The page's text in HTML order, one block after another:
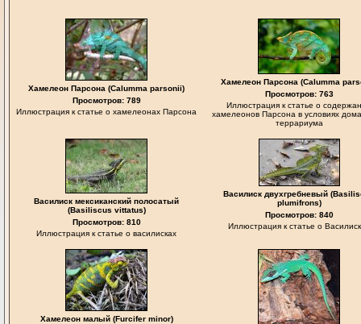
Хамелеон Парсона (Calumma parsonii)
Просмотров: 789
Иллюстрация к статье о хамелеонах Парсона
Хамелеон Парсона (Calumma
Просмотров: 763
Иллюстрация к статье о
хамелеонов Парсона в условиях
террариума
Василиск мексиканский полосатый
(Basiliscus vittatus)
Просмотров: 810
Иллюстрация к статье о василисках
Василиск двухгребневый
plumifrons)
Просмотров: 840
Иллюстрация к статье о
Хамелеон малый (Furcifer minor)